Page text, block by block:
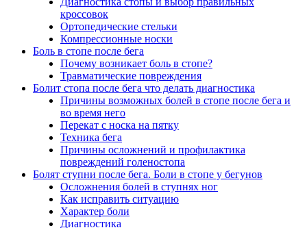
кроссовок
Ортопедические стельки
Компрессионные носки
Боль в стопе после бега
Почему возникает боль в стопе?
Травматические повреждения
Болит стопа после бега что делать диагностика
Причины возможных болей в стопе после бега и
во время него
Перекат с носка на пятку
Техника бега
Причины осложнений и профилактика
повреждений голеностопа
Болят ступни после бега. Боли в стопе у бегунов
Осложнения болей в ступнях ног
Как исправить ситуацию
Характер боли
Диагностика